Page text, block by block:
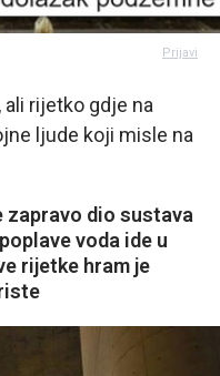
Prijavi
rijetko gdje na
ljude koji misle na
zapravo dio sustava
voda ide u
rijetke hram je